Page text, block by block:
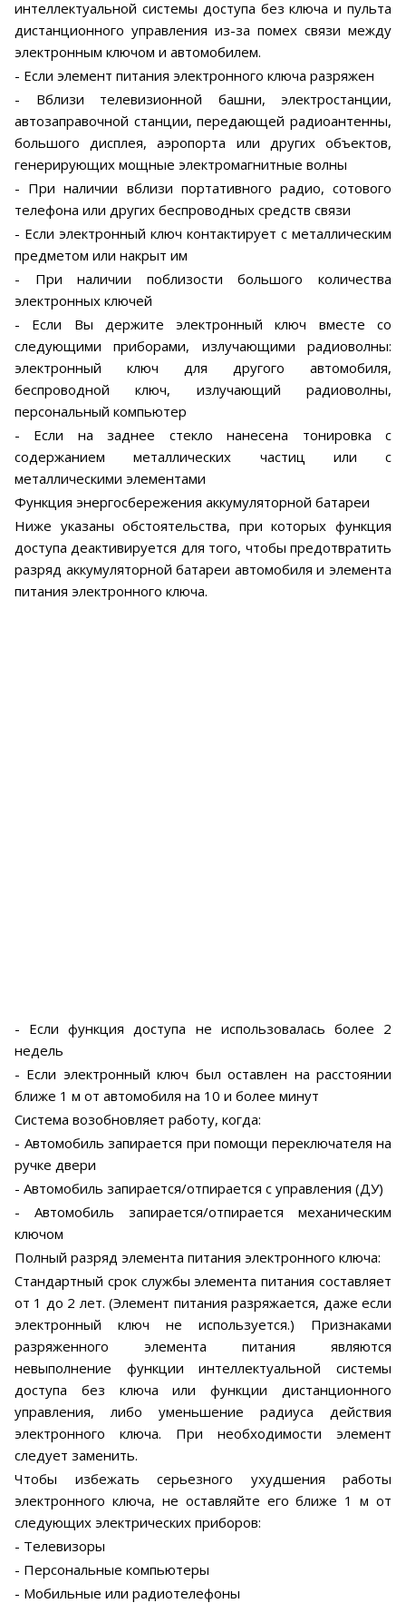
интеллектуальной системы доступа без ключа и пульта
дистанционного управления из-за помех связи между
электронным ключом и автомобилем.
- Если элемент питания электронного ключа разряжен
- Вблизи телевизионной башни, электростанции,
автозаправочной станции, передающей радиоантенны,
большого дисплея, аэропорта или других объектов,
генерирующих мощные электромагнитные волны
- При наличии вблизи портативного радио, сотового
телефона или других беспроводных средств связи
- Если электронный ключ контактирует с металлическим
предметом или накрыт им
- При наличии поблизости большого количества
электронных ключей
- Если Вы держите электронный ключ вместе со
следующими приборами, излучающими радиоволны:
электронный ключ для другого автомобиля,
беспроводной ключ, излучающий радиоволны,
персональный компьютер
- Если на заднее стекло нанесена тонировка с
содержанием металлических частиц или с
металлическими элементами
Функция энергосбережения аккумуляторной батареи
Ниже указаны обстоятельства, при которых функция
доступа деактивируется для того, чтобы предотвратить
разряд аккумуляторной батареи автомобиля и элемента
питания электронного ключа.
- Если функция доступа не использовалась более 2
недель
- Если электронный ключ был оставлен на расстоянии
ближе 1 м от автомобиля на 10 и более минут
Система возобновляет работу, когда:
- Автомобиль запирается при помощи переключателя на
ручке двери
- Автомобиль запирается/отпирается с управления (ДУ)
- Автомобиль запирается/отпирается механическим
ключом
Полный разряд элемента питания электронного ключа:
Стандартный срок службы элемента питания составляет
от 1 до 2 лет. (Элемент питания разряжается, даже если
электронный ключ не используется.) Признаками
разряженного элемента питания являются
невыполнение функции интеллектуальной системы
доступа без ключа или функции дистанционного
управления, либо уменьшение радиуса действия
электронного ключа. При необходимости элемент
следует заменить.
Чтобы избежать серьезного ухудшения работы
электронного ключа, не оставляйте его ближе 1 м от
следующих электрических приборов:
- Телевизоры
- Персональные компьютеры
- Мобильные или радиотелефоны